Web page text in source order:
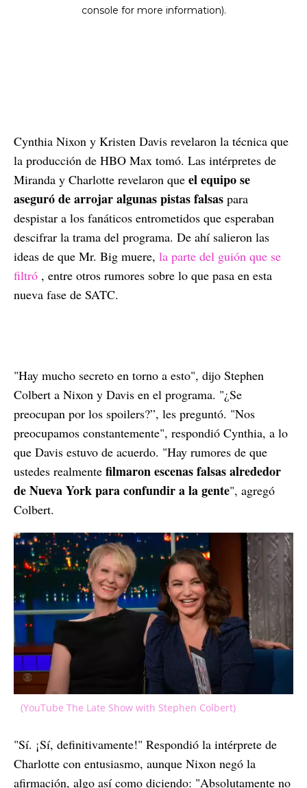
Cynthia Nixon y Kristen Davis revelaron la técnica que
la producción de HBO Max tomó. Las intérpretes de
Miranda y Charlotte revelaron que el equipo se
aseguró de arrojar algunas pistas falsas para
despistar a los fanáticos entrometidos que esperaban
descifrar la trama del programa. De ahí salieron las
ideas de que Mr. Big muere, la parte del guión que se
filtró , entre otros rumores sobre lo que pasa en esta
nueva fase de SATC.
"Hay mucho secreto en torno a esto", dijo Stephen
Colbert a Nixon y Davis en el programa. "¿Se
preocupan por los spoilers?”, les preguntó. "Nos
preocupamos constantemente", respondió Cynthia, a lo
que Davis estuvo de acuerdo. "Hay rumores de que
ustedes realmente filmaron escenas falsas alrededor
de Nueva York para confundir a la gente", agregó
Colbert.
(YouTube The Late Show with Stephen Colbert)
"Sí. ¡Sí, definitivamente!" Respondió la intérprete de
Charlotte con entusiasmo, aunque Nixon negó la
afirmación, algo así como diciendo: "Absolutamente no